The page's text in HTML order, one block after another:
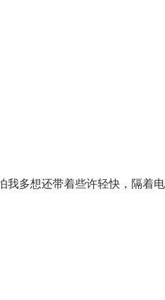
多想还带着些许轻快，隔着